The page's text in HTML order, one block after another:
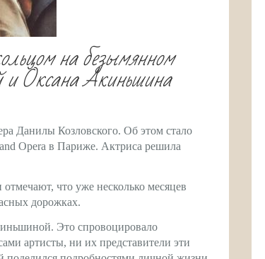
на безымянном
и Оксана Акиньшина
Данилы Козловского. Об этом стало
Opera в Париже. Актриса решила
что уже несколько месяцев
дорожках.
Это спровоцировало
артисты, ни их представители эти